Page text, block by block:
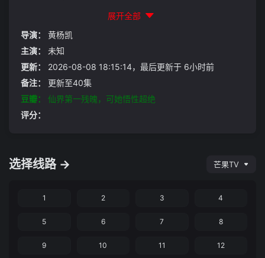
展开全部
导演：
黄杨凯
主演：
未知
更新：
2026-08-08 18:15:14，最后更新于 6小时前
备注：
更新至40集
豆瓣：
仙界第一残魄，可她悟性超绝
评分：
选择线路 → 芒果TV
1 2 3 4
5 6 7 8
9 10 11 12